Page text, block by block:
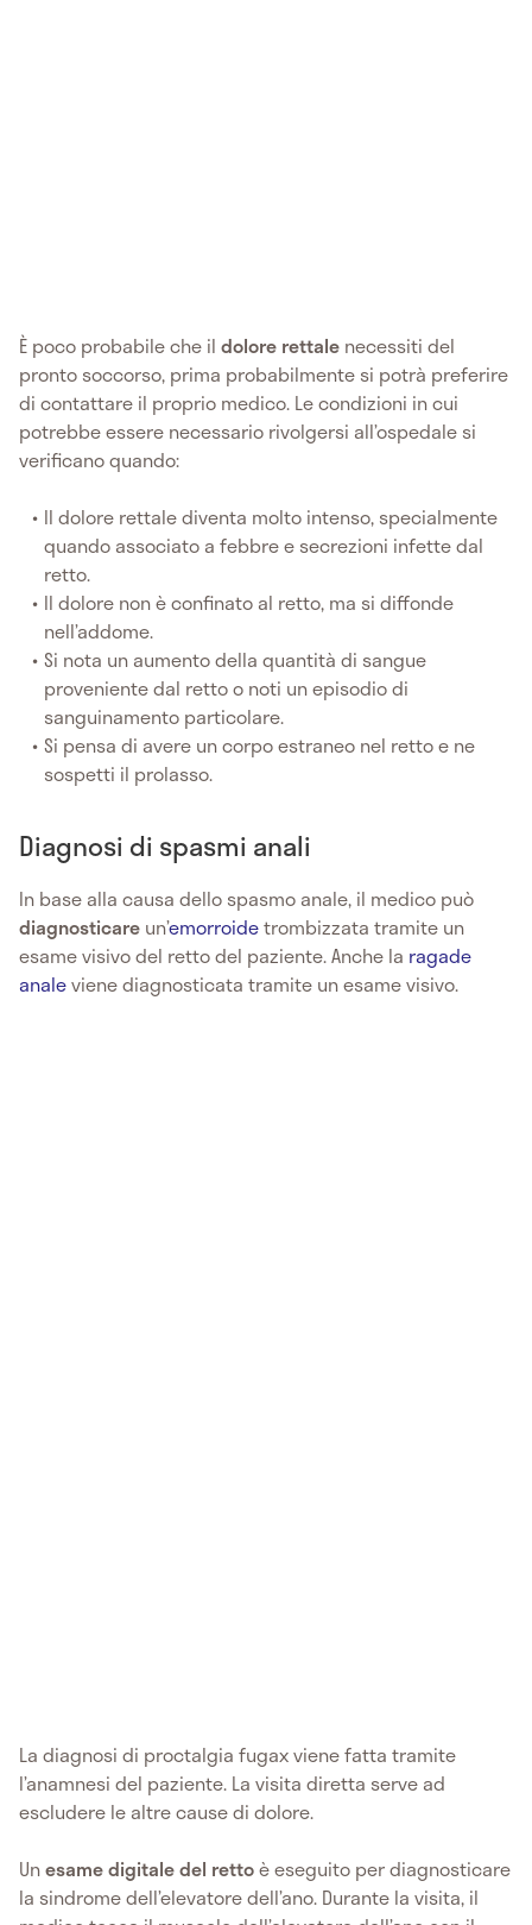
È poco probabile che il dolore rettale necessiti del
pronto soccorso, prima probabilmente si potrà preferire
di contattare il proprio medico. Le condizioni in cui
potrebbe essere necessario rivolgersi all’ospedale si
verificano quando:
Il dolore rettale diventa molto intenso, specialmente
quando associato a febbre e secrezioni infette dal
retto.
Il dolore non è confinato al retto, ma si diffonde
nell’addome.
Si nota un aumento della quantità di sangue
proveniente dal retto o noti un episodio di
sanguinamento particolare.
Si pensa di avere un corpo estraneo nel retto e ne
sospetti il prolasso.
Diagnosi di spasmi anali
In base alla causa dello spasmo anale, il medico può
diagnosticare un’emorroidetrombizzata tramite un
esame visivo del retto del paziente. Anche la ragade
analeviene diagnosticata tramite un esame visivo.
La diagnosi di proctalgia fugax viene fatta tramite
l’anamnesi del paziente. La visita diretta serve ad
escludere le altre cause di dolore.
Unesame digitale del rettoè eseguito per diagnosticare
la sindrome dell’elevatore dell’ano. Durante la visita, il